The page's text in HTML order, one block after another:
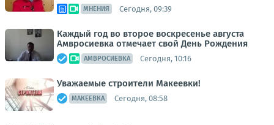
МНЕНИЯ Сегодня, 09:39
Каждый год во второе воскресенье августа
Амвросиевка отмечает свой День Рождения
АМВРОСИЕВКА Сегодня, 10:16
Уважаемые строители Макеевки!
МАКЕЕВКА Сегодня, 08:58